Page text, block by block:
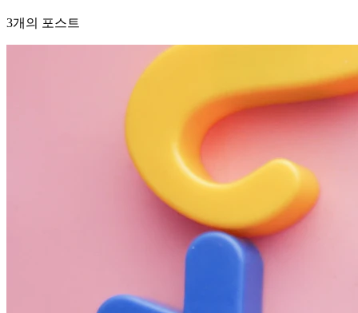
3개의 포스트